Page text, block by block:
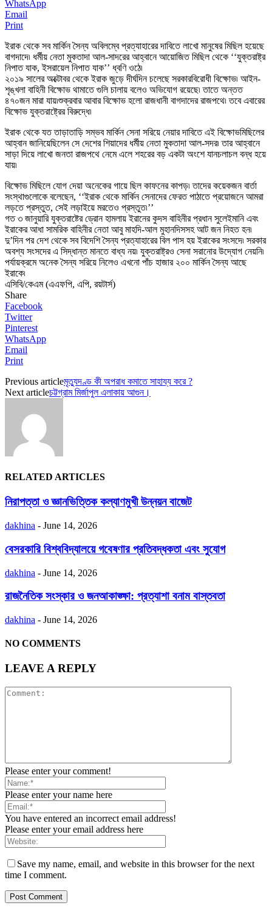
WhatsApp
Email
Print
ইরাক থেকে সব মার্কিন সৈন্য অবিলম্বে প্রত্যাহারের দাবিতে লাখো মানুষের মিছিল হয়েছে
বাগদাদে৷ ধর্মীয় নেতা মুকতাদা আল-সাদরের আহ্বানে আয়োজিত মিছিল থেকে ‘‘যুক্তরাষ্ট্র
নিপাত যাক, ইসরায়েল নিপাত যাক’’ ধ্বণি ওঠে৷
২০১৯ সালের অক্টোবর থেকে ইরাক জুড়ে দীর্ঘদিন চলেছে সরকারবিরোধী বিক্ষোভ৷ আইন-
শৃঙ্খলা বাহিনী বিক্ষোভ থামাতে গুলি চালায় বলেও অভিযোগ রয়েছে৷ তাতে অন্তত
৪৭০জন মারা যায়৷শুক্রবার আবার বিক্ষোভ হলো রাজধানী বাগদাদের রাজপথে৷ তবে এবারের
বিক্ষোভ যুক্তরাষ্ট্রের বিরুদ্ধে৷
ইরাক থেকে যত তাড়াতাড়ি সম্ভব মার্কিন সেনা সরিয়ে নেয়ার দাবিতে এই বিক্ষোভমিছিলের
আহ্বান জানিয়েছিলেন সে দেশের শিয়াদের ধর্মীয় নেতা মুকতাদা আল-সদর৷ তার আহ্বানে
সাড়া দিয়ে লাখো জনতা রাজপথে নেমে এলে শহরের বড় একটা অংশে যানচলাচল বন্ধ হয়ে
যায়৷
বিক্ষোভ মিছিলে যোগ দেয়া অনেকের গায়ে ছিল কাফনের কাপড়৷ তাদের কয়েকজন বার্তা
সংস্থাগুলোকে বলেছেন, ‘‘ইরাক থেকে মার্কিন সেনাদের ফেরত পাঠাতে প্রয়োজনে আমরা
লড়তে প্রস্তুত, সেই লড়াইয়ে মরতেও প্রস্তুত৷’’
গত ৩ জানুয়ারি যুক্তরাষ্টের ড্রোন হামলায় ইরানের কুদস বাহিনীর প্রধান সুলেইমানি এবং
ইরাকের আধা সামরিক বাহিনীর নেতা আবু মাহদি-আল মুহানদিসসহ আট জন নিহত হন৷
দু’দিন পর দেশ থেকে সব বিদেশি সৈন্য প্রত্যাহারের বিল পাস হয় ইরাকের সংসদে৷ সরকার
অবশ্য সংসদের এ সিদ্ধান্ত মানতে বাধ্য নয়৷ যুক্তরাষ্ট্রও সেনা সরানোর উদ্যোগ নেয়নি৷
পর্যায়ক্রমে অনেক সৈন্য সরিয়ে নিলেও এখনো পাঁচ হাজার ২০০ মার্কিন সৈন্য আছে
ইরাকে৷
এসিবি/কেএম (এএফপি, এপি, রয়টার্স)
Share
Facebook
Twitter
Pinterest
WhatsApp
Email
Print
Previous articleমৃত্যুদণ্ড কী অপরাধ কমাতে সাহায্য করে ?
Next articleচট্টগ্রাম মির্জাপুল এলাকায় আগুন।
RELATED ARTICLES
নিরাপত্তা ও জ্ঞানভিত্তিক কল্যাণমুখী উন্নয়ন বাজেট
dakhina - June 14, 2026
বেসরকারি বিশ্ববিদ্যালয়ে গবেষণার প্রতিবদ্ধকতা এবং সুযোগ
dakhina - June 14, 2026
রাজনৈতিক সংস্কার ও জনআকাঙ্ক্ষা: প্রত্যাশা বনাম বাস্তবতা
dakhina - June 14, 2026
NO COMMENTS
LEAVE A REPLY
Please enter your comment!
Please enter your name here
You have entered an incorrect email address!
Please enter your email address here
Save my name, email, and website in this browser for the next
time I comment.